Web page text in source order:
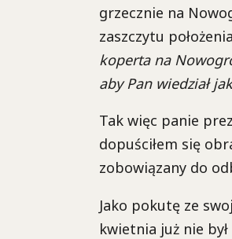
grzecznie na
zaszczytu
koperta na
aby Pan wiedział
Tak więc panie
dopuściłem się
zobowiązany do
Jako pokutę ze
kwietnia już nie